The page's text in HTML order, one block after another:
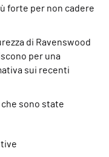
forte per non cadere
di Ravenswood
per una
sui recenti
sono state